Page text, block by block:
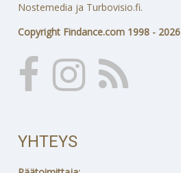
Nostemedia ja Turbovisio.fi.
Copyright Findance.com 1998 - 2026
YHTEYS